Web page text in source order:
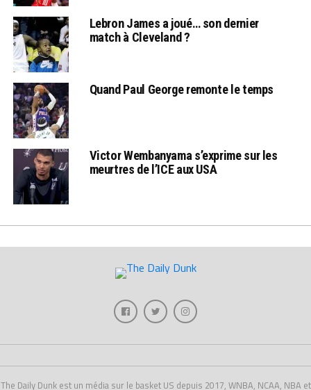
Lebron James a joué… son dernier
match à Cleveland ?
Quand Paul George remonte le temps
Victor Wembanyama s’exprime sur les
meurtres de l’ICE aux USA
The Daily Dunk est un média sur le basket US depuis 2017, WNBA, NCAA, NBA et